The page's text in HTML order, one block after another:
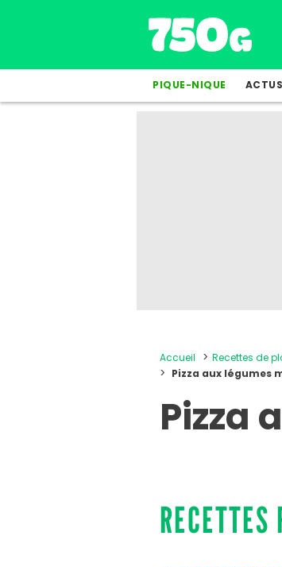
PIQUE-NIQUE ACTUS
Accueil Recettes de
Pizza aux légumes
Pizza
RECETTES